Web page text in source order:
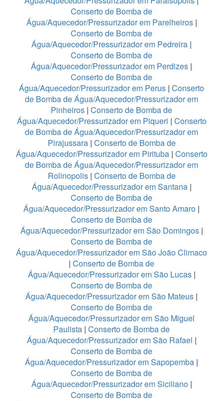
Conserto de Bomba de
Água/Aquecedor/Pressurizador em Parelheiros|
Conserto de Bomba de
Água/Aquecedor/Pressurizador em Pedreira |
Conserto de Bomba de
Água/Aquecedor/Pressurizador em Perdizes |
Conserto de Bomba de
Água/Aquecedor/Pressurizador em Perus | Conserto
de Bomba de Água/Aquecedor/Pressurizador em
Pinheiros | Conserto de Bomba de
Água/Aquecedor/Pressurizador em Piqueri | Conserto
de Bomba de Água/Aquecedor/Pressurizador em
Pirajussara| Conserto de Bomba de
Água/Aquecedor/Pressurizador em Pirituba| Conserto
de Bomba de Água/Aquecedor/Pressurizador em
Rolinopolis| Conserto de Bomba de
Água/Aquecedor/Pressurizador em Santana|
Conserto de Bomba de
Água/Aquecedor/Pressurizador em Santo Amaro |
Conserto de Bomba de
Água/Aquecedor/Pressurizador em São Domingos|
Conserto de Bomba de
Água/Aquecedor/Pressurizador em São João Climaco
| Conserto de Bomba de
Água/Aquecedor/Pressurizador em São Lucas|
Conserto de Bomba de
Água/Aquecedor/Pressurizador em São Mateus |
Conserto de Bomba de
Água/Aquecedor/Pressurizador em São Miguel
Paulista | Conserto de Bomba de
Água/Aquecedor/Pressurizador em São Rafael |
Conserto de Bomba de
Água/Aquecedor/Pressurizador em Sapopemba |
Conserto de Bomba de
Água/Aquecedor/Pressurizador em Siciliano|
Conserto de Bomba de